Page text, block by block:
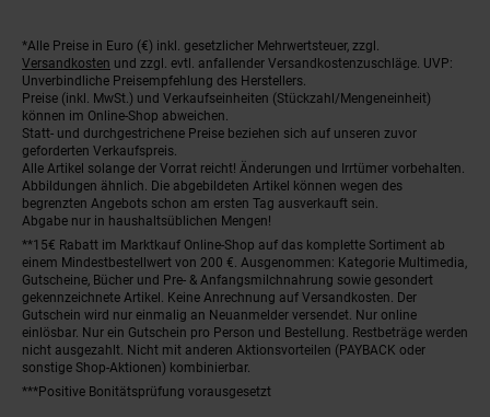
Fußnoten
*Alle Preise in Euro (€) inkl. gesetzlicher Mehrwertsteuer, zzgl.
Versandkosten und zzgl. evtl. anfallender Versandkostenzuschläge. UVP:
Unverbindliche Preisempfehlung des Herstellers.
Preise (inkl. MwSt.) und Verkaufseinheiten (Stückzahl/Mengeneinheit)
können im Online-Shop abweichen.
Statt- und durchgestrichene Preise beziehen sich auf unseren zuvor
geforderten Verkaufspreis.
Alle Artikel solange der Vorrat reicht! Änderungen und Irrtümer vorbehalten.
Abbildungen ähnlich. Die abgebildeten Artikel können wegen des
begrenzten Angebots schon am ersten Tag ausverkauft sein.
Abgabe nur in haushaltsüblichen Mengen!
**15€ Rabatt im Marktkauf Online-Shop auf das komplette Sortiment ab
einem Mindestbestellwert von 200 €. Ausgenommen: Kategorie Multimedia,
Gutscheine, Bücher und Pre- & Anfangsmilchnahrung sowie gesondert
gekennzeichnete Artikel. Keine Anrechnung auf Versandkosten. Der
Gutschein wird nur einmalig an Neuanmelder versendet. Nur online
einlösbar. Nur ein Gutschein pro Person und Bestellung. Restbeträge werden
nicht ausgezahlt. Nicht mit anderen Aktionsvorteilen (PAYBACK oder
sonstige Shop-Aktionen) kombinierbar.
***Positive Bonitätsprüfung vorausgesetzt